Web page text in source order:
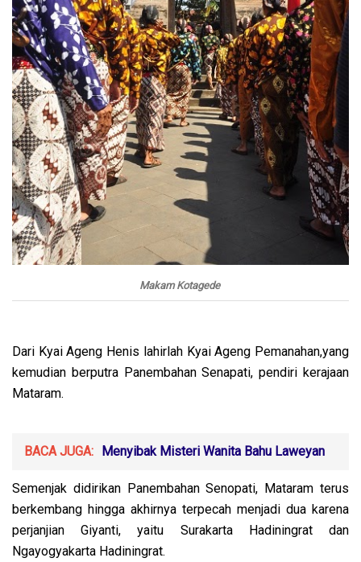
Makam Kotagede
Dari Kyai Ageng Henis lahirlah Kyai Ageng Pemanahan,yang
kemudian berputra Panembahan Senapati, pendiri kerajaan
Mataram.
BACA JUGA: Menyibak Misteri Wanita Bahu Laweyan
Semenjak didirikan Panembahan Senopati, Mataram terus
berkembang hingga akhirnya terpecah menjadi dua karena
perjanjian Giyanti, yaitu Surakarta Hadiningrat dan
Ngayogyakarta Hadiningrat.